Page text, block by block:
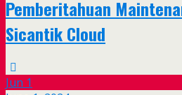
Pemberitahuan
Sicantik Cloud
Jun 1